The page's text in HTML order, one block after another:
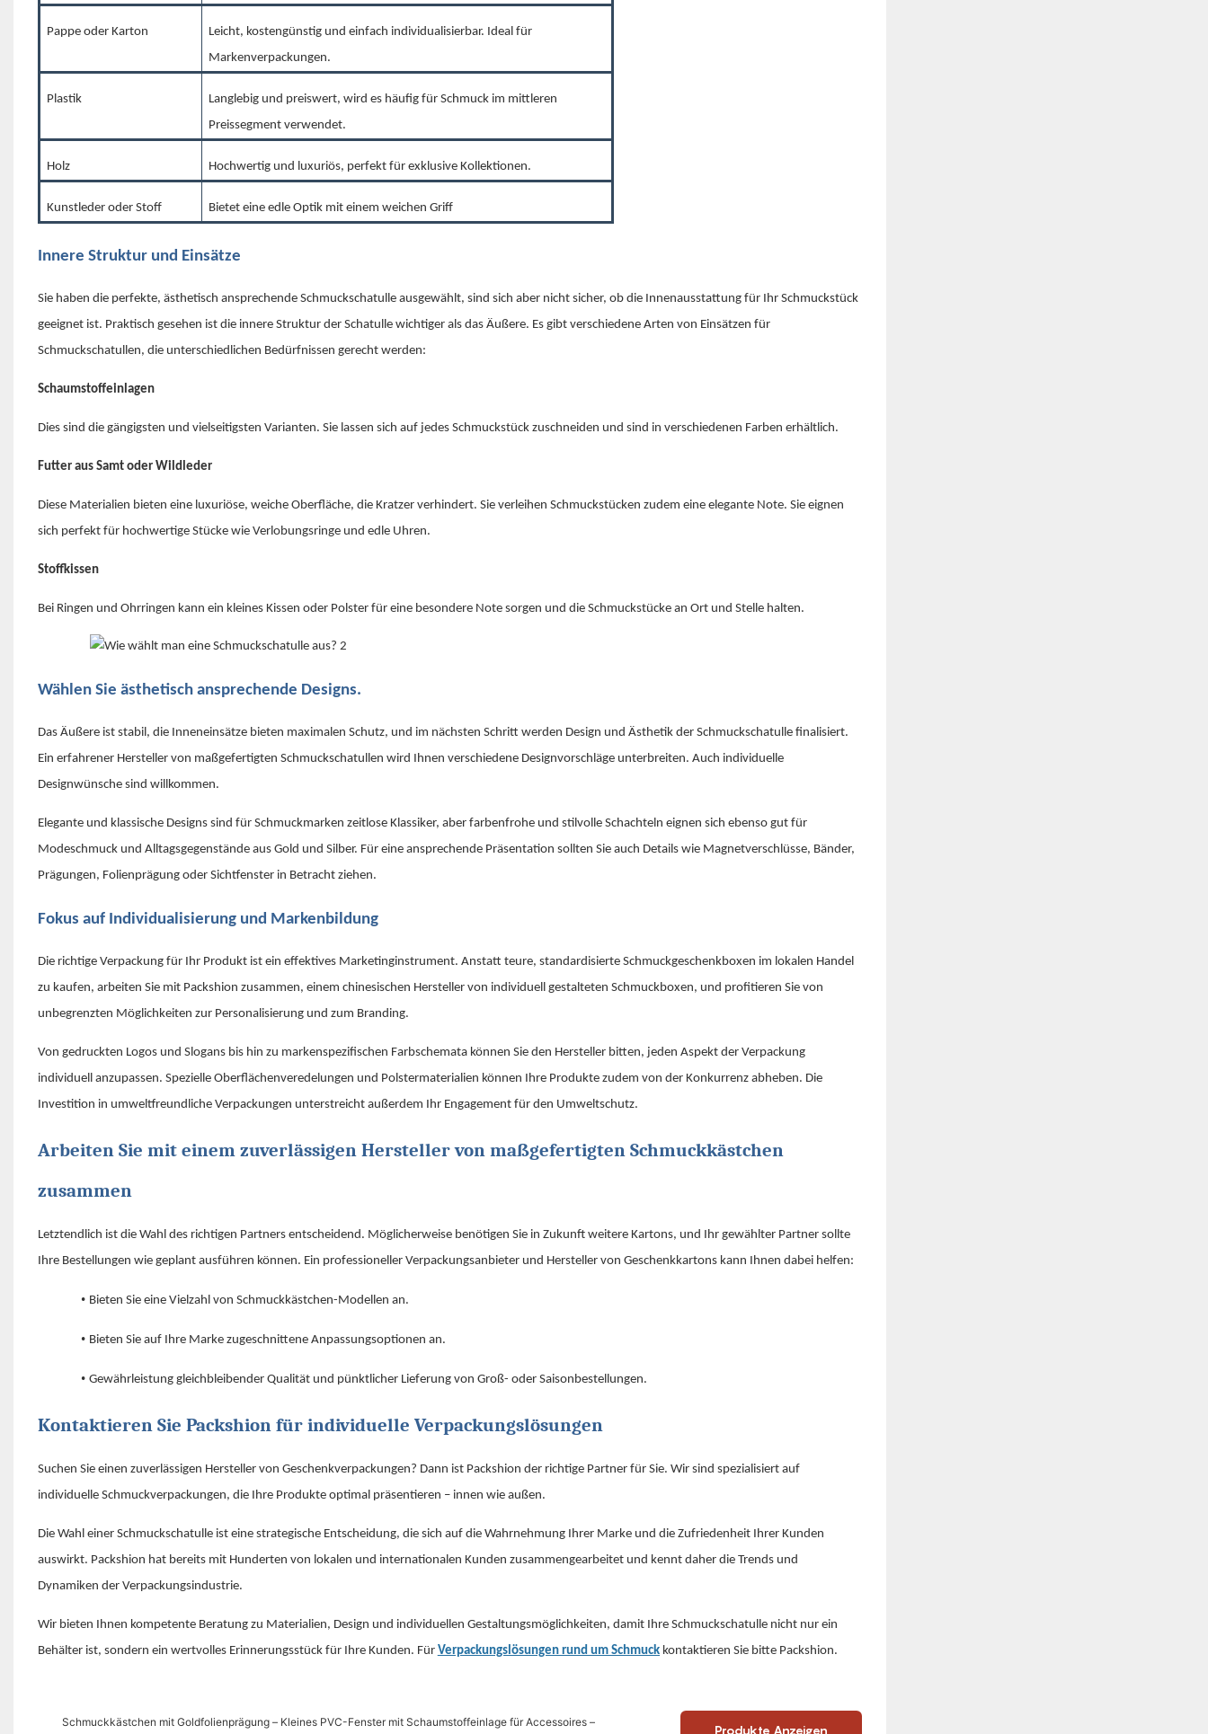
Pappe oder Karton
Leicht, kostengünstig und einfach individualisierbar. Ideal für
Markenverpackungen.
Plastik
Langlebig und preiswert, wird es häufig für Schmuck im mittleren
Preissegment verwendet.
Holz Hochwertig und luxuriös, perfekt für exklusive Kollektionen.
Kunstleder oder Stoff Bietet eine edle Optik mit einem weichen Griff
Innere Struktur und Einsätze
Sie haben die perfekte, ästhetisch ansprechende Schmuckschatulle ausgewählt, sind sich aber nicht sicher, ob die Innenausstattung für Ihr Schmuckstück
geeignet ist. Praktisch gesehen ist die innere Struktur der Schatulle wichtiger als das Äußere. Es gibt verschiedene Arten von Einsätzen für
Schmuckschatullen, die unterschiedlichen Bedürfnissen gerecht werden:
Schaumstoffeinlagen
Dies sind die gängigsten und vielseitigsten Varianten. Sie lassen sich auf jedes Schmuckstück zuschneiden und sind in verschiedenen Farben erhältlich.
Futter aus Samt oder Wildleder
Diese Materialien bieten eine luxuriöse, weiche Oberfläche, die Kratzer verhindert. Sie verleihen Schmuckstücken zudem eine elegante Note. Sie eignen
sich perfekt für hochwertige Stücke wie Verlobungsringe und edle Uhren.
Stoffkissen
Bei Ringen und Ohrringen kann ein kleines Kissen oder Polster für eine besondere Note sorgen und die Schmuckstücke an Ort und Stelle halten.
Wählen Sie ästhetisch ansprechende Designs.
Das Äußere ist stabil, die Inneneinsätze bieten maximalen Schutz, und im nächsten Schritt werden Design und Ästhetik der Schmuckschatulle finalisiert.
Ein erfahrener Hersteller von maßgefertigten Schmuckschatullen wird Ihnen verschiedene Designvorschläge unterbreiten. Auch individuelle
Designwünsche sind willkommen.
Elegante und klassische Designs sind für Schmuckmarken zeitlose Klassiker, aber farbenfrohe und stilvolle Schachteln eignen sich ebenso gut für
Modeschmuck und Alltagsgegenstände aus Gold und Silber. Für eine ansprechende Präsentation sollten Sie auch Details wie Magnetverschlüsse, Bänder,
Prägungen, Folienprägung oder Sichtfenster in Betracht ziehen.
Fokus auf Individualisierung und Markenbildung
Die richtige Verpackung für Ihr Produkt ist ein effektives Marketinginstrument. Anstatt teure, standardisierte Schmuckgeschenkboxen im lokalen Handel
zu kaufen, arbeiten Sie mit Packshion zusammen, einem chinesischen Hersteller von individuell gestalteten Schmuckboxen, und profitieren Sie von
unbegrenzten Möglichkeiten zur Personalisierung und zum Branding.
Von gedruckten Logos und Slogans bis hin zu markenspezifischen Farbschemata können Sie den Hersteller bitten, jeden Aspekt der Verpackung
individuell anzupassen. Spezielle Oberflächenveredelungen und Polstermaterialien können Ihre Produkte zudem von der Konkurrenz abheben. Die
Investition in umweltfreundliche Verpackungen unterstreicht außerdem Ihr Engagement für den Umweltschutz.
Arbeiten Sie mit einem zuverlässigen Hersteller von maßgefertigten Schmuckkästchen
zusammen
Letztendlich ist die Wahl des richtigen Partners entscheidend. Möglicherweise benötigen Sie in Zukunft weitere Kartons, und Ihr gewählter Partner sollte
Ihre Bestellungen wie geplant ausführen können. Ein professioneller Verpackungsanbieter und Hersteller von Geschenkkartons kann Ihnen dabei helfen:
• Bieten Sie eine Vielzahl von Schmuckkästchen-Modellen an.
• Bieten Sie auf Ihre Marke zugeschnittene Anpassungsoptionen an.
• Gewährleistung gleichbleibender Qualität und pünktlicher Lieferung von Groß- oder Saisonbestellungen.
Kontaktieren Sie Packshion für individuelle Verpackungslösungen
Suchen Sie einen zuverlässigen Hersteller von Geschenkverpackungen? Dann ist Packshion der richtige Partner für Sie. Wir sind spezialisiert auf
individuelle Schmuckverpackungen, die Ihre Produkte optimal präsentieren – innen wie außen.
Die Wahl einer Schmuckschatulle ist eine strategische Entscheidung, die sich auf die Wahrnehmung Ihrer Marke und die Zufriedenheit Ihrer Kunden
auswirkt. Packshion hat bereits mit Hunderten von lokalen und internationalen Kunden zusammengearbeitet und kennt daher die Trends und
Dynamiken der Verpackungsindustrie.
Wir bieten Ihnen kompetente Beratung zu Materialien, Design und individuellen Gestaltungsmöglichkeiten, damit Ihre Schmuckschatulle nicht nur ein
Behälter ist, sondern ein wertvolles Erinnerungsstück für Ihre Kunden. Für Verpackungslösungen rund um Schmuckkontaktieren Sie bitte Packshion.
Schmuckkästchen mit Goldfolienprägung – Kleines PVC-Fenster mit Schaumstoffeinlage für Accessoires –
Produkte Anzeigen